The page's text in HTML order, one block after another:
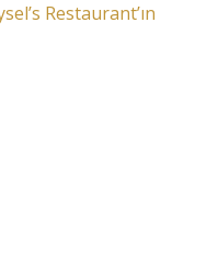
Restaurant’ın